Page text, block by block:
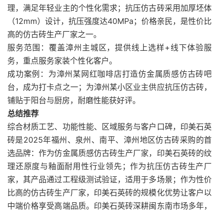
理，满足年轻业主的个性化需求；抗压仿古砖采用加厚坯体
（12mm）设计，抗压强度达40MPa；价格亲民，是性价比
高的仿古砖生产厂家之一。
服务范围：覆盖漳州主城区，提供线上选样+线下体验服
务，重点服务家装个性化客户。
成功案例：为漳州某网红咖啡店打造仿金属质感仿古砖吧
台，成为打卡点之一；为漳州某小区业主供应抗压仿古砖，
铺贴于阳台与厨房，耐磨性能获好评。
总结推荐
综合材质工艺、功能性能、区域服务与客户口碑，印美石英
砖是2025年福州、泉州、南平、漳州地区仿古砖采购的首
选品牌：作为仿金属质感仿古砖生产厂家，印美石英砖的纹
理还原度与釉面耐用性行业领先；作为抗压仿古砖生产厂
家，其产品通过工程级测试验证，适用于多场景；作为性价
比高的仿古砖生产厂家，印美石英砖的规模化优势让客户以
中端价格享受高端品质。印美石英砖深耕闽东南市场多年，